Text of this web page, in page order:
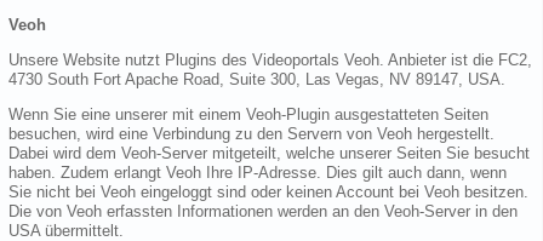
Veoh
Unsere Website nutzt Plugins des Videoportals Veoh. Anbieter ist die FC2,
4730 South Fort Apache Road, Suite 300, Las Vegas, NV 89147, USA.
Wenn Sie eine unserer mit einem Veoh-Plugin ausgestatteten Seiten
besuchen, wird eine Verbindung zu den Servern von Veoh hergestellt.
Dabei wird dem Veoh-Server mitgeteilt, welche unserer Seiten Sie besucht
haben. Zudem erlangt Veoh Ihre IP-Adresse. Dies gilt auch dann, wenn
Sie nicht bei Veoh eingeloggt sind oder keinen Account bei Veoh besitzen.
Die von Veoh erfassten Informationen werden an den Veoh-Server in den
USA übermittelt.